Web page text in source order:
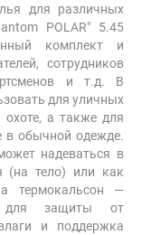
для различных
POLAR" 5.45
комплект и
сотрудников
и т.д. В
для уличных
а также для
в обычной одежде.
надеваться в
(на тело) или как
термокальсон —
для защиты от
и поддержка